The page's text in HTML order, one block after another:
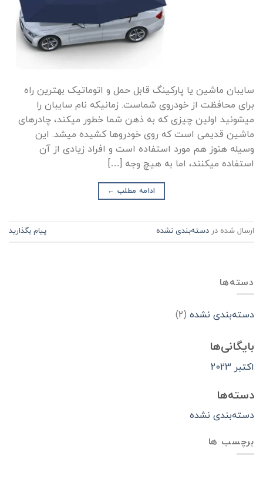
سایبان ماشین یا پارکینگ قابل حمل و اتوماتیک بهترین راه
برای محافظت از خودروی شماست. زمانیکه نام سایبان را
میشونید اولین چیزی که به ذهن شما خطور میکند، چادرهای
ماشین قدیمی است که روی خودروها کشیده میشد. این
وسیله هنوز هم مورد استفاده است و افراد زیادی از آن
استفاده میکنند، اما به هیچ وجه […]
ادامه مطلب ←
ارسال شده در دسته‌بندی نشده پیام بگذارید
دسته‌ها
دسته‌بندی نشده (2)
بایگانی‌ها
اکتبر 2023
دسته‌ها
دسته‌بندی نشده
برچسب ها